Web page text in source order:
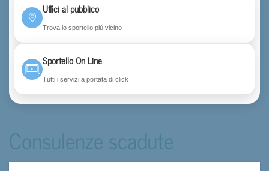
Uffici al pubblico
Trova lo sportello più vicino
Sportello On Line
Tutti i servizi a portata di click
Consulenze scadute